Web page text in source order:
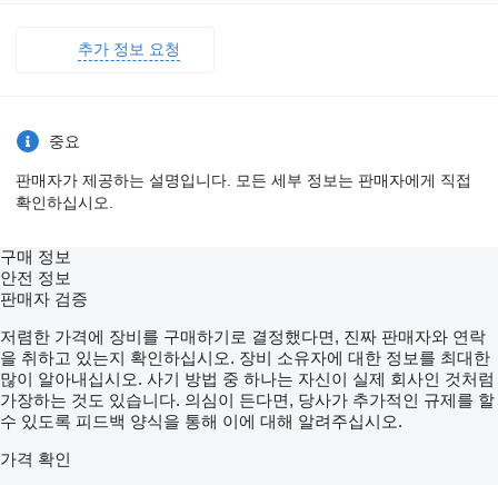
추가 정보 요청
중요
판매자가 제공하는 설명입니다. 모든 세부 정보는 판매자에게 직접
확인하십시오.
구매 정보
안전 정보
판매자 검증
저렴한 가격에 장비를 구매하기로 결정했다면, 진짜 판매자와 연락
을 취하고 있는지 확인하십시오. 장비 소유자에 대한 정보를 최대한
많이 알아내십시오. 사기 방법 중 하나는 자신이 실제 회사인 것처럼
가장하는 것도 있습니다. 의심이 든다면, 당사가 추가적인 규제를 할
수 있도록 피드백 양식을 통해 이에 대해 알려주십시오.
가격 확인